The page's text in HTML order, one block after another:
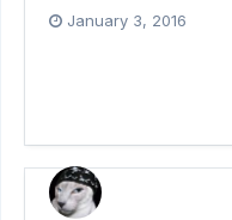
January 3, 2016